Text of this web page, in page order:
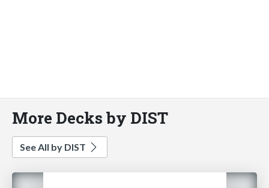
More Decks by DIST
See All by DIST